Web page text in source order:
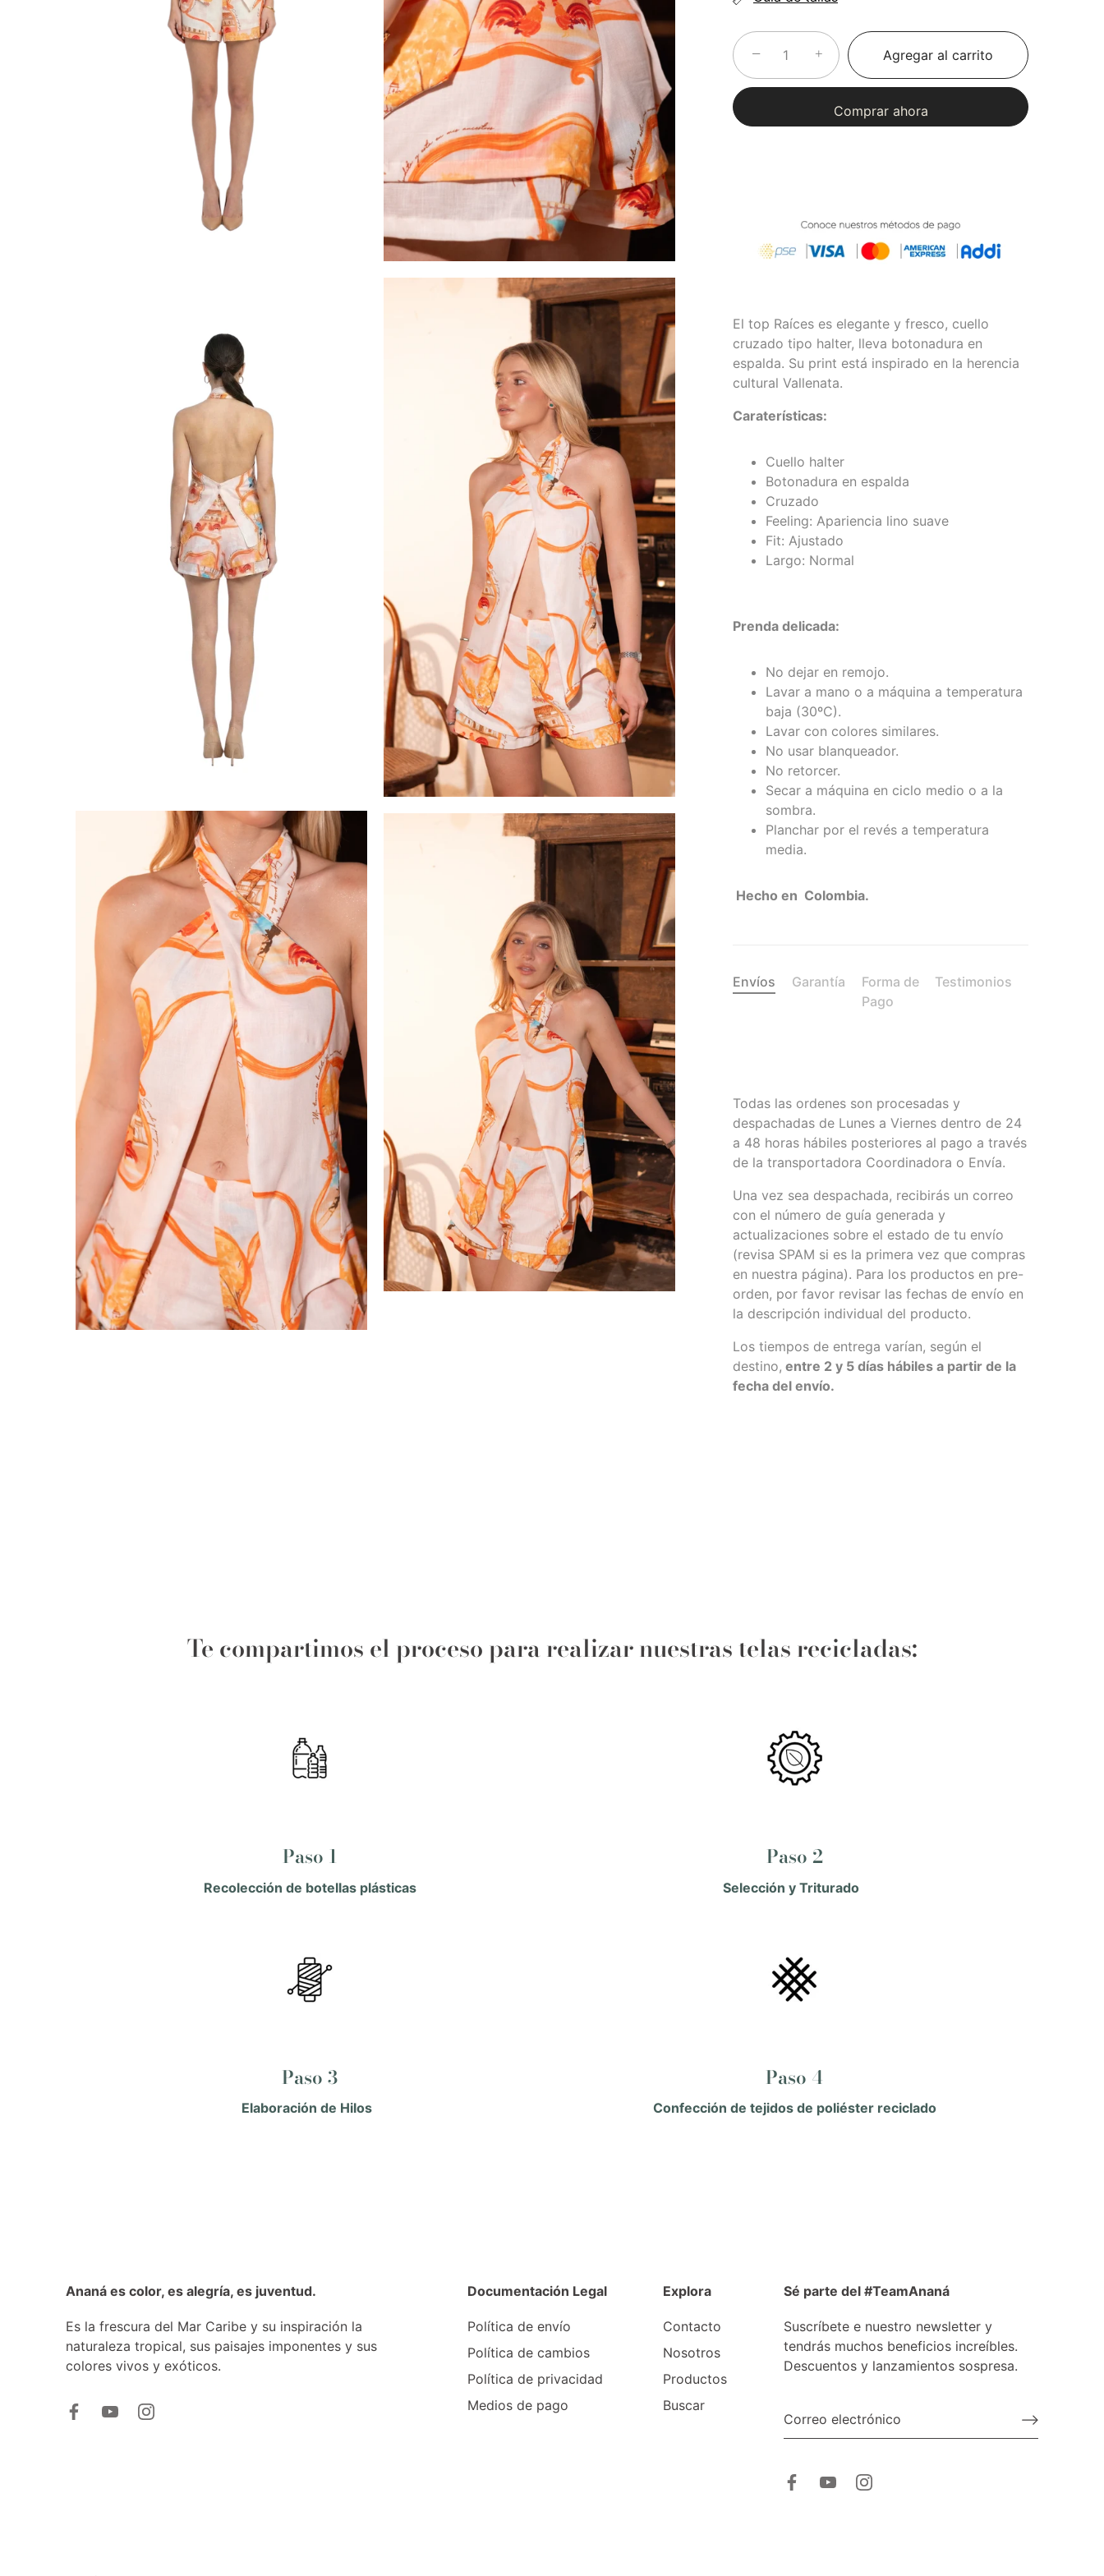
− + Agregar al carrito
Comprar ahora
El top Raíces es elegante y fresco, cuello
cruzado tipo halter, lleva botonadura en
espalda. Su print está inspirado en la herencia
cultural Vallenata.
Caraterísticas:
Cuello halter
Botonadura en espalda
Cruzado
Feeling: Apariencia lino suave
Fit: Ajustado
Largo: Normal
Prenda delicada:
No dejar en remojo.
Lavar a mano o a máquina a temperatura
baja (30ºC).
Lavar con colores similares.
No usar blanqueador.
No retorcer.
Secar a máquina en ciclo medio o a la
sombra.
Planchar por el revés a temperatura
media.
Hecho en Colombia.
Envíos Garantía
Forma de
Pago
Testimonios
Todas las ordenes son procesadas y
despachadas de Lunes a Viernes dentro de 24
a 48 horas hábiles posteriores al pago a través
de la transportadora Coordinadora o Envía.
Una vez sea despachada, recibirás un correo
con el número de guía generada y
actualizaciones sobre el estado de tu envío
(revisa SPAM si es la primera vez que compras
en nuestra página). Para los productos en pre-
orden, por favor revisar las fechas de envío en
la descripción individual del producto.
Los tiempos de entrega varían, según el
destino, entre 2 y 5 días hábiles a partir de la
fecha del envío.
Te compartimos el proceso para realizar nuestras telas recicladas:
Paso 1
Recolección de botellas plásticas
Paso 2
Selección y Triturado
Paso 3
Elaboración de Hilos
Paso 4
Confección de tejidos de poliéster reciclado
Ananá es color, es alegría, es juventud.
Es la frescura del Mar Caribe y su inspiración la
naturaleza tropical, sus paisajes imponentes y sus
colores vivos y exóticos.
Documentación Legal
Política de envío
Política de cambios
Política de privacidad
Medios de pago
Explora
Contacto
Nosotros
Productos
Buscar
Sé parte del #TeamAnaná
Suscríbete e nuestro newsletter y
tendrás muchos beneficios increíbles.
Descuentos y lanzamientos sospresa.